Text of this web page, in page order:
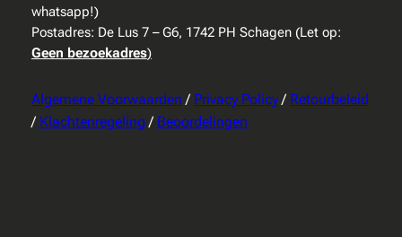
whatsapp!)
Postadres: De Lus 7 – G6, 1742 PH Schagen (Let op:
Geen bezoekadres)
Algemene Voorwaarden / Privacy Policy/ Retourbeleid
/ Klachtenregeling / Beoordelingen